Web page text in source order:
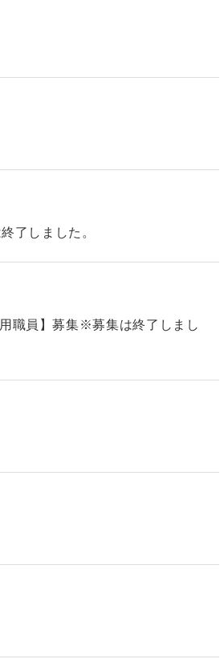
了しました。
職員】募集※募集は終了しまし